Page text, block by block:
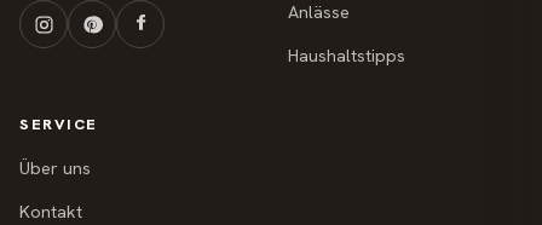
Anlässe
Haushaltstipps
SERVICE
Über uns
Kontakt